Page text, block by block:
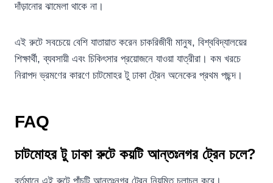
দাঁড়ানোর ঝামেলা থাকে না।
এই রুটে সবচেয়ে বেশি যাতায়াত করেন চাকরিজীবী মানুষ, বিশ্ববিদ্যালয়ের
শিক্ষার্থী, ব্যবসায়ী এবং চিকিৎসার প্রয়োজনে যাওয়া যাত্রীরা। কম খরচে
নিরাপদ ভ্রমণের কারণে চাটমোহর টু ঢাকা ট্রেন অনেকের প্রথম পছন্দ।
FAQ
চাটমোহর টু ঢাকা রুটে কয়টি আন্তঃনগর ট্রেন চলে?